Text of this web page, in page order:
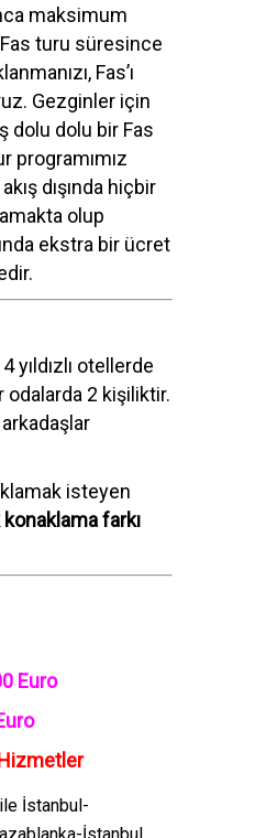
maksimum
turu süresince
Fas’ı
Gezginler için
dolu dolu bir Fas
programımız
dışında hiçbir
olup
ekstra bir ücret
yıldızlı otellerde
odalarda 2 kişiliktir.
isteyen
farkı
Euro
İstanbul-